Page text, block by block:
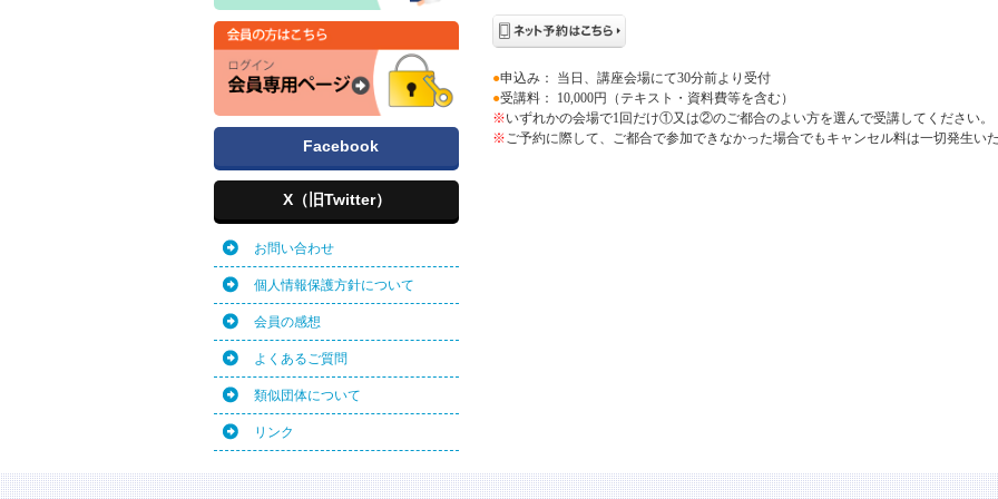
●申込み： 当日、講座会場にて30分前より受付
●受講料： 10,000円（テキスト・資料費等を含む）
※いずれかの会場で1回だけ①又は②のご都合のよい方を選んで受講してください。
※ご予約に際して、ご都合で参加できなかった場合でもキャンセル料は一切発生い
Facebook
X（旧Twitter）
お問い合わせ
個人情報保護方針について
会員の感想
よくあるご質問
類似団体について
リンク